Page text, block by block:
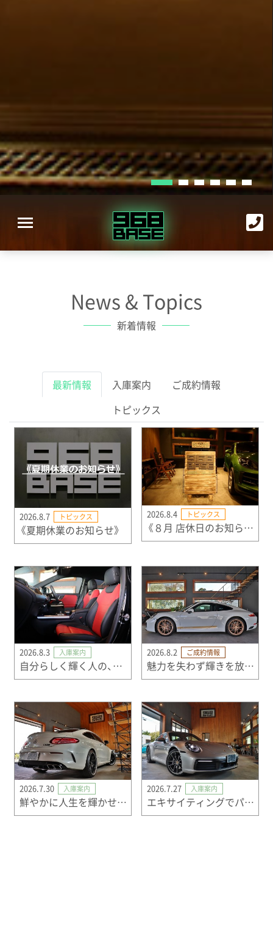
News & Topics
新着情報
最新情報 入庫案内
ご成約情報
トピックス
2026.8.7 トピックス
《夏期休業のお知らせ》
2026.8.4 トピックス
《８月 店休日のお知らせ》
2026.8.3 入庫案内
自分らしく輝く人の、スタイリッシュＳＵＶ。
2026.8.2 ご成約情報
魅力を失わず輝きを放ち続けるスポーツカー
2026.7.30 入庫案内
鮮やかに人生を輝かせる、美しい時間。
2026.7.27 入庫案内
エキサイティングでパワフルなスポーツカー